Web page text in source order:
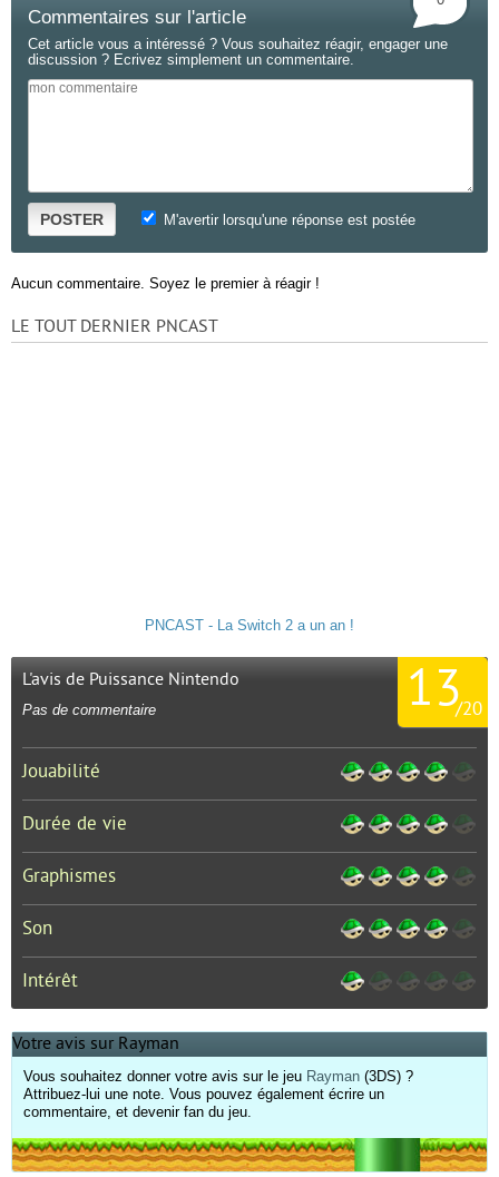
Commentaires sur l'article
Cet article vous a intéressé ? Vous souhaitez réagir, engager une
discussion ? Ecrivez simplement un commentaire.
POSTER M'avertir lorsqu'une réponse est postée
Aucun commentaire. Soyez le premier à réagir !
LE TOUT DERNIER PNCAST
PNCAST - La Switch 2 a un an !
13
/20
L'avis de Puissance Nintendo
Pas de commentaire
Jouabilité
Durée de vie
Graphismes
Son
Intérêt
Votre avis sur Rayman
Vous souhaitez donner votre avis sur le jeu Rayman (3DS) ?
Attribuez-lui une note. Vous pouvez également écrire un
commentaire, et devenir fan du jeu.